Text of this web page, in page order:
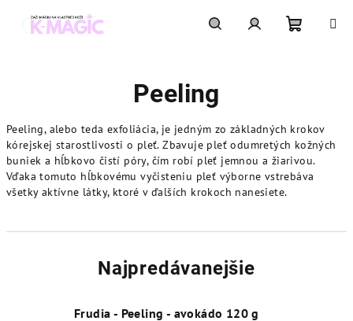
Peeling
Peeling, alebo teda exfoliácia, je jedným zo základných krokov
kórejskej starostlivosti o pleť. Zbavuje pleť odumretých kožných
buniek a hĺbkovo čistí póry, čím robí pleť jemnou a žiarivou.
Vďaka tomuto hĺbkovému vyčisteniu pleť výborne vstrebáva
všetky aktívne látky, ktoré v ďalších krokoch nanesiete.
Najpredávanejšie
Frudia - Peeling - avokádo 120 g